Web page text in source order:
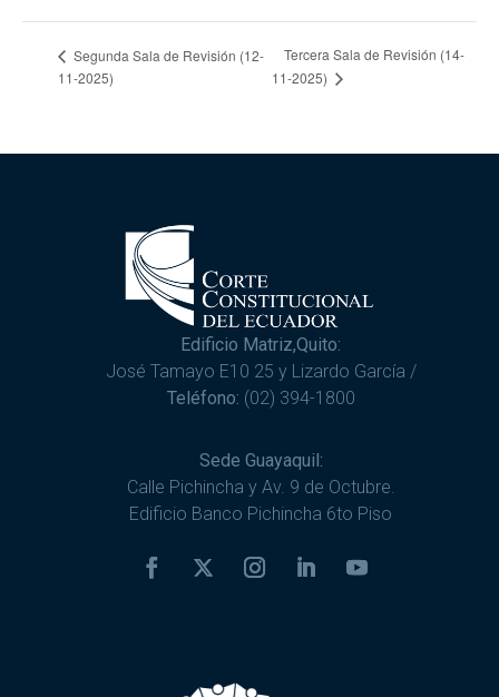
Segunda Sala de Revisión (12-
11-2025)
Tercera Sala de Revisión (14-
11-2025)
Edificio Matriz,Quito:
José Tamayo E10 25 y Lizardo García /
Teléfono: (02) 394-1800
Sede Guayaquil:
Calle Pichincha y Av. 9 de Octubre.
Edificio Banco Pichincha 6to Piso